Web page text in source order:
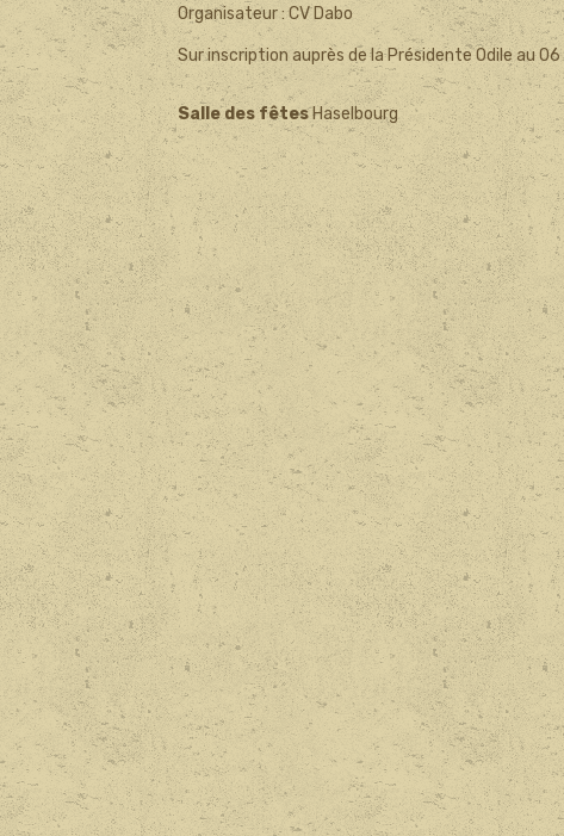
Organisateur : CV Dabo
Sur inscription auprès de la Présidente Odile au
Salle des fêtesHaselbourg